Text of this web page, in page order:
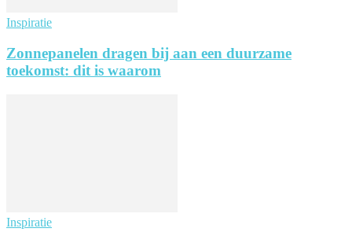
Inspiratie
Zonnepanelen dragen bij aan een duurzame
toekomst: dit is waarom
Inspiratie